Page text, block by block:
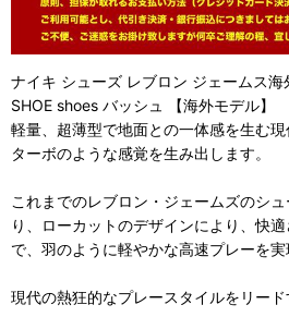
ナイキ シューズ レブロン ジェームス
SHOE shoes バッシュ 【海外モデル】
軽量、超薄型で地面との一体感を生む現
ターボのような感覚を生み出します。
これまでのレブロン・ジェームズのシ
り、ローカットのデザインにより、快
で、羽のように軽やかな高速プレーを実
現代の熱狂的なプレースタイルをリード